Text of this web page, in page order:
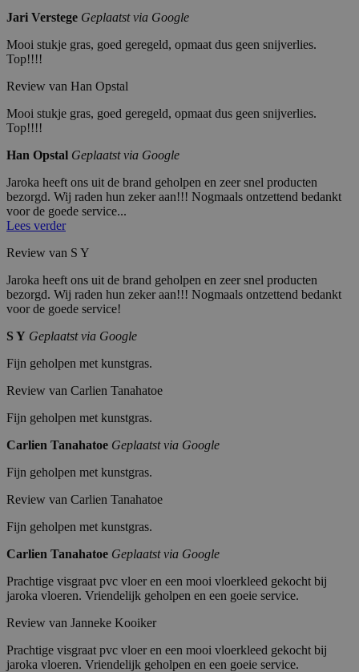
Jari Verstege Geplaatst via Google
Mooi stukje gras, goed geregeld, opmaat dus geen snijverlies.
Top!!!!
Review van Han Opstal
Mooi stukje gras, goed geregeld, opmaat dus geen snijverlies.
Top!!!!
Han Opstal Geplaatst via Google
Jaroka heeft ons uit de brand geholpen en zeer snel producten
bezorgd. Wij raden hun zeker aan!!! Nogmaals ontzettend bedankt
voor de goede service...
Lees verder
Review van S Y
Jaroka heeft ons uit de brand geholpen en zeer snel producten
bezorgd. Wij raden hun zeker aan!!! Nogmaals ontzettend bedankt
voor de goede service!
S Y Geplaatst via Google
Fijn geholpen met kunstgras.
Review van Carlien Tanahatoe
Fijn geholpen met kunstgras.
Carlien Tanahatoe Geplaatst via Google
Fijn geholpen met kunstgras.
Review van Carlien Tanahatoe
Fijn geholpen met kunstgras.
Carlien Tanahatoe Geplaatst via Google
Prachtige visgraat pvc vloer en een mooi vloerkleed gekocht bij
jaroka vloeren. Vriendelijk geholpen en een goeie service.
Review van Janneke Kooiker
Prachtige visgraat pvc vloer en een mooi vloerkleed gekocht bij
jaroka vloeren. Vriendelijk geholpen en een goeie service.